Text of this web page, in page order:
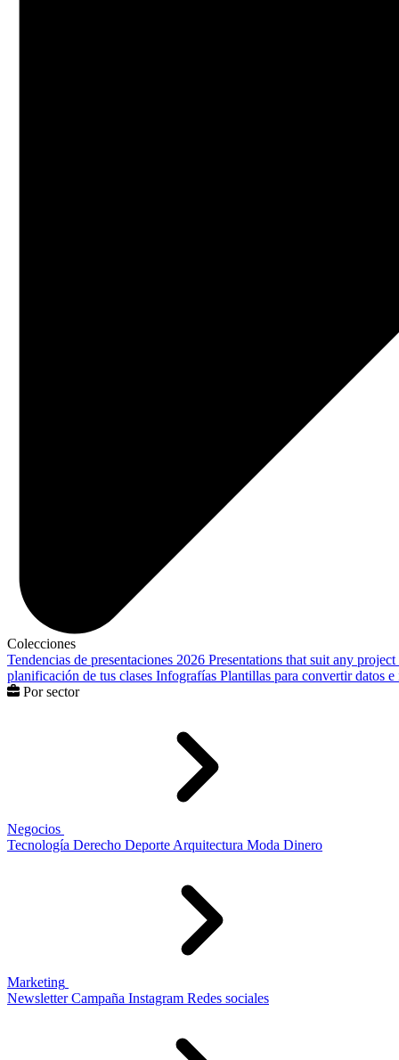
Colecciones
Tendencias de presentaciones 2026 Presentations that suit any project
planificación de tus clases Infografías Plantillas para convertir datos
Por sector
Negocios
Tecnología Derecho Deporte Arquitectura Moda Dinero
Marketing
Newsletter Campaña Instagram Redes sociales